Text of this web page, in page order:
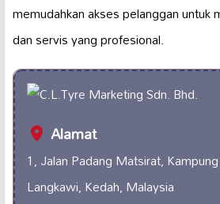
memudahkan akses pelanggan untuk
dan servis yang profesional.
Alamat
1, Jalan Padang Matsirat,
Langkawi, Kedah, Malaysia